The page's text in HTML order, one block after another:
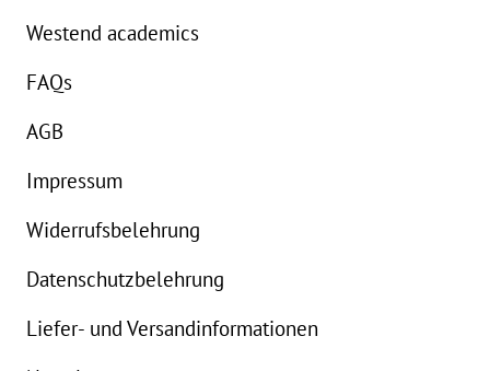
Westend academics
FAQs
AGB
Impressum
Widerrufsbelehrung
Datenschutzbelehrung
Liefer- und Versandinformationen